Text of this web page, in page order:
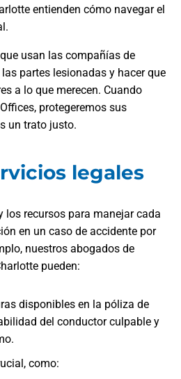
entienden cómo navegar el
usan las compañías de
partes lesionadas y hacer que
a lo que merecen. Cuando
protegeremos sus
un trato justo.
legales
los recursos para manejar cada
en un caso de accidente por
nuestros abogados de
pueden:
disponibles en la póliza de
del conductor culpable y
como: